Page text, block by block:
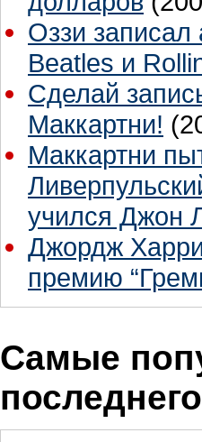
Оззи
Beatles и
Сделай
Маккартни!
Маккартни
учился Джон
Джордж
премию
Самые